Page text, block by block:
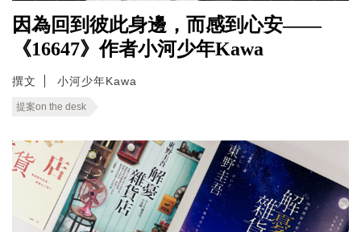
因為回到彼此身邊，而感到心安——
《16647》作者小河少年Kawa
撰文 小河少年Kawa
提案on the desk